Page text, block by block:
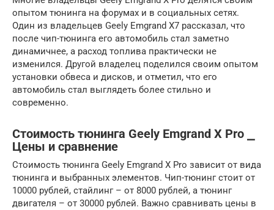
опытом тюнинга на форумах и в социальных сетях.
Один из владельцев Geely Emgrand X7 рассказал, что
после чип-тюнинга его автомобиль стал заметно
динамичнее, а расход топлива практически не
изменился. Другой владелец поделился своим опытом
установки обвеса и дисков, и отметил, что его
автомобиль стал выглядеть более стильно и
современно.
Стоимость тюнинга Geely Emgrand X Pro ⎯
Цены и сравнение
Стоимость тюнинга Geely Emgrand X Pro зависит от вида
тюнинга и выбранных элементов. Чип-тюнинг стоит от
10000 рублей, стайлинг – от 8000 рублей, а тюнинг
двигателя – от 30000 рублей. Важно сравнивать цены в